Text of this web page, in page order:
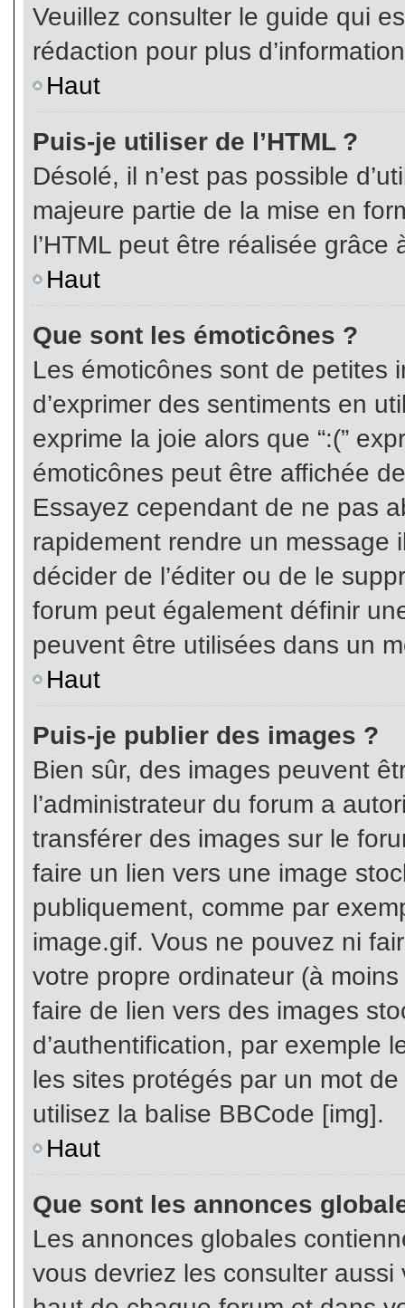
Veuillez consulter le guide qui
rédaction pour plus
Haut
Puis-je utiliser de l’HTML ?
Désolé, il n’est pas possible
majeure partie de la mise en
l’HTML peut être réalisée grâce
Haut
Que sont les émoticônes ?
Les émoticônes sont de petites
d’exprimer des sentiments en
exprime la joie alors que “:(”
émoticônes peut être affichée
Essayez cependant de ne pas
rapidement rendre un message
décider de l’éditer ou de le
forum peut également définir
peuvent être utilisées dans un
Haut
Puis-je publier des images ?
Bien sûr, des images peuvent
l’administrateur du forum a
transférer des images sur le
faire un lien vers une image
publiquement, comme par
image.gif. Vous ne pouvez ni
votre propre ordinateur (à
faire de lien vers des images
d’authentification, par exemple
les sites protégés par un mot
utilisez la balise BBCode [img].
Haut
Que sont les annonces
Les annonces globales
vous devriez les consulter